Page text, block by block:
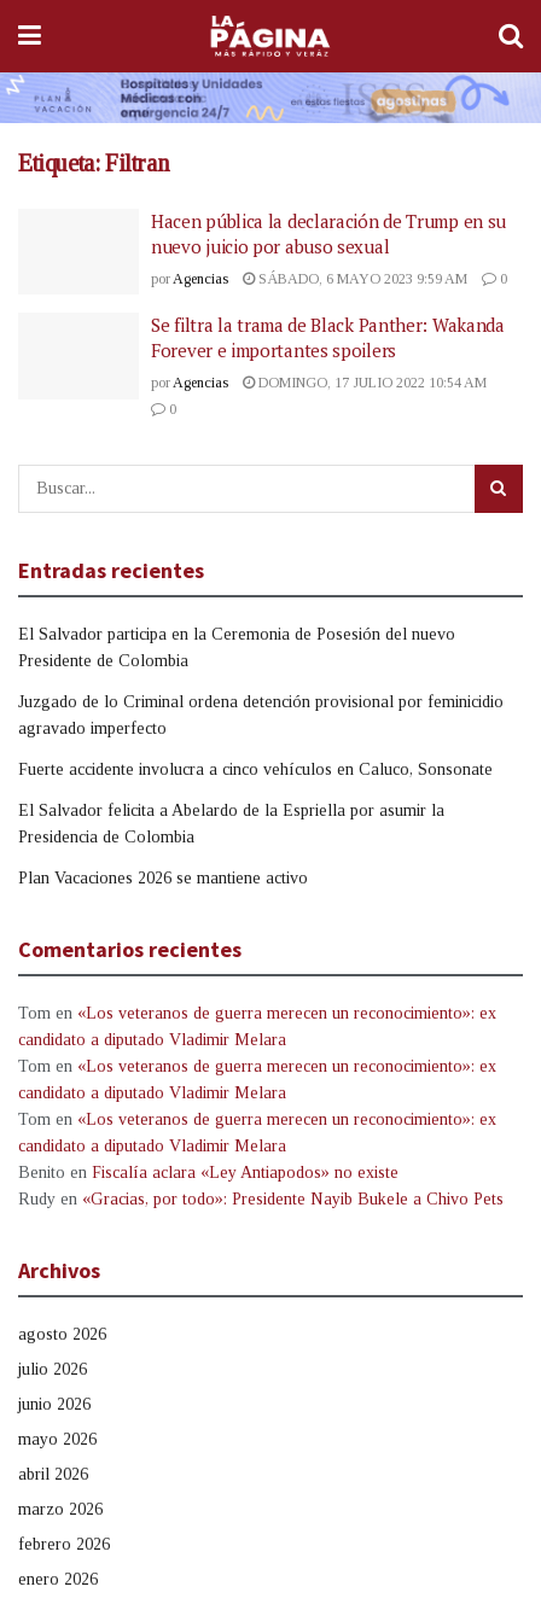
Etiqueta:Filtran
Hacen pública la declaración de Trump en su
nuevo juicio por abuso sexual
por Agencias SÁBADO, 6 MAYO 2023 9:59 AM 0
Se filtra la trama de Black Panther: Wakanda
Forever e importantes spoilers
porAgencias
DOMINGO, 17 JULIO 2022 10:54 AM
0
Entradas recientes
El Salvador participa en la Ceremonia de Posesión del nuevo
Presidente de Colombia
Juzgado de lo Criminal ordena detención provisional por feminicidio
agravado imperfecto
Fuerte accidente involucra a cinco vehículos en Caluco, Sonsonate
El Salvador felicita a Abelardo de la Espriella por asumir la
Presidencia de Colombia
Plan Vacaciones 2026 se mantiene activo
Comentarios recientes
Tom en «Los veteranos de guerra merecen un reconocimiento»: ex
candidato a diputado Vladimir Melara
Tom en «Los veteranos de guerra merecen un reconocimiento»: ex
candidato a diputado Vladimir Melara
Tom en «Los veteranos de guerra merecen un reconocimiento»: ex
candidato a diputado Vladimir Melara
Benito en Fiscalía aclara «Ley Antiapodos» no existe
Rudy en «Gracias, por todo»: Presidente Nayib Bukele a Chivo Pets
Archivos
agosto 2026
julio 2026
junio 2026
mayo 2026
abril 2026
marzo 2026
febrero 2026
enero 2026